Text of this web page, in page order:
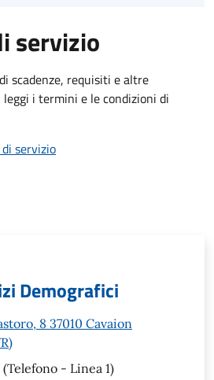
servizio
scadenze, requisiti e altre
i termini e le condizioni di
servizio
Demografici
8 37010 Cavaion
(Telefono - Linea 1)